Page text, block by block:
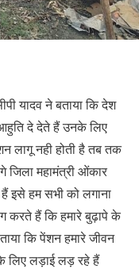
यादव ने बताया कि देश
दे देते हैं उनके लिए
लागू नही होती है तब तक
जिला महामंत्री ओंकार
इसे हम सभी को लगाना
करते हैं कि हमारे बुढ़ापे के
कि पेंशन हमारे जीवन
लिए लड़ाई लड़ रहे हैं